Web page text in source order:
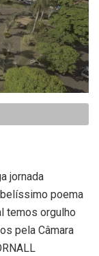
jornada
belíssimo poema
temos orgulho
pela Câmara